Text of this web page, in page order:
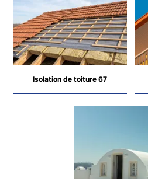
Isolation de toiture 67